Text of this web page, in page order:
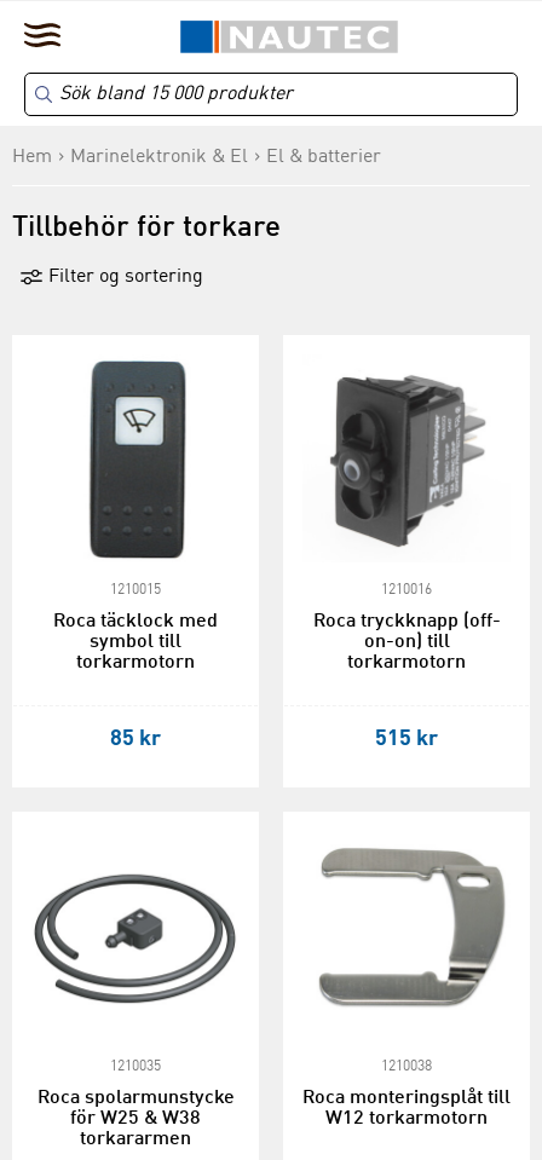
Hem Marinelektronik & El El & batterier
Tillbehör för torkare
Filter og sortering
1210015
Roca täcklock med
symbol till
torkarmotorn
85 kr
1210016
Roca tryckknapp (off-
on-on) till
torkarmotorn
515 kr
1210035
Roca spolarmunstycke
för W25 & W38
torkararmen
1210038
Roca monteringsplåt till
W12 torkarmotorn